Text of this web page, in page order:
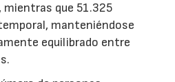
que 51.325
manteniéndose
equilibrado entre